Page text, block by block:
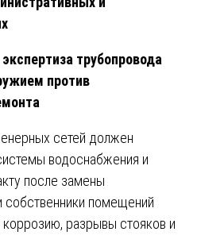
трубопровода
против
сетей должен
водоснабжения и
после замены
помещений
разрывы стояков и